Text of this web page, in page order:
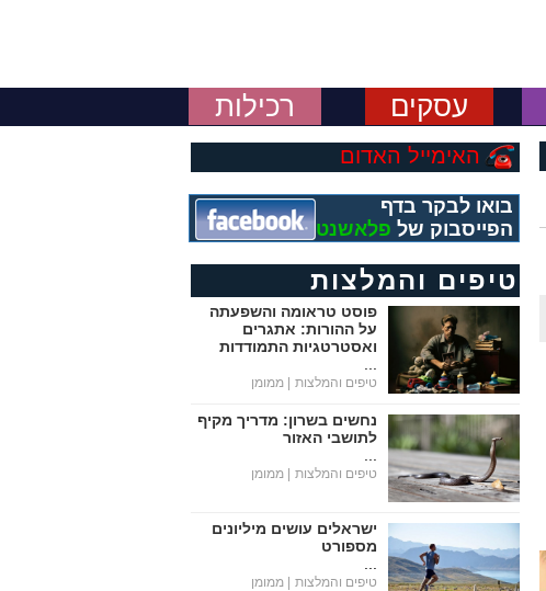
עסקים רכילות
האימייל האדום
בואו לבקר בדף
הפייסבוק של פלאשנט
טיפים והמלצות
פוסט טראומה והשפעתה
על ההורות: אתגרים
ואסטרטגיות התמודדות
טיפים והמלצות | ממומן
נחשים בשרון: מדריך מקיף
לתושבי האזור
טיפים והמלצות | ממומן
ישראלים עושים מיליונים
מספורט
טיפים והמלצות | ממומן